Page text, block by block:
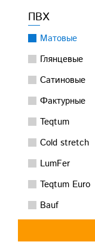
ПВХ
Матовые
Глянцевые
Сатиновые
Фактурные
Teqtum
Cold stretch
LumFer
Teqtum Euro
Bauf